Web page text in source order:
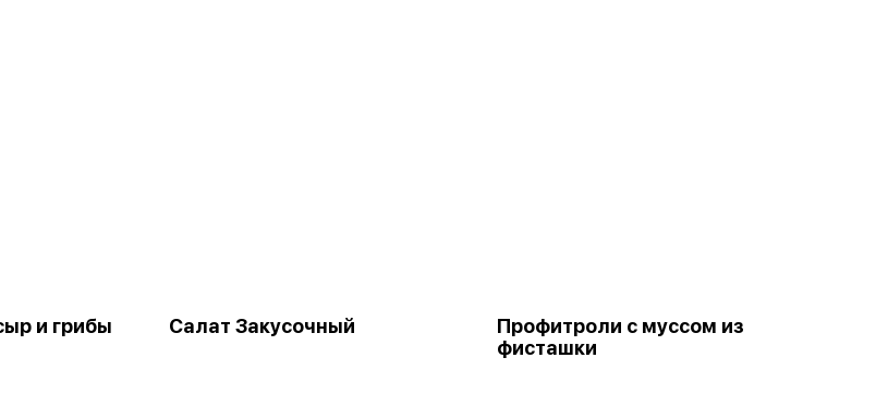
и грибы Салат Закусочный
Профитроли с муссом из
фисташки